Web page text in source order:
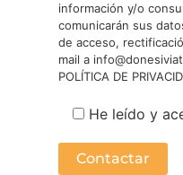
información y/o
comunicarán sus
de acceso,
mail a
POLÍTICA DE
He leído y